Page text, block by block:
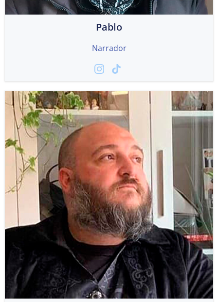
Pablo
Narrador